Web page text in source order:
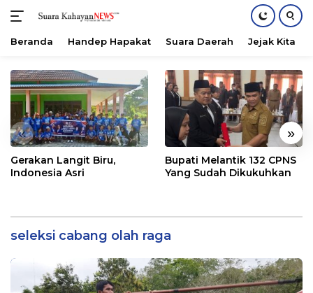
konten
Beranda Handep Hapakat Suara Daerah Jejak Kita
« »
Gerakan Langit Biru,
Indonesia Asri
Bupati Melantik 132 CPNS
Yang Sudah Dikukuhkan
seleksi cabang olah raga